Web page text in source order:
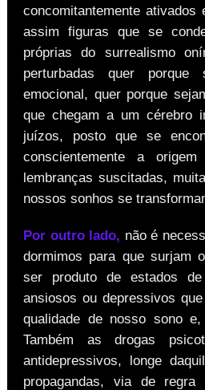
concomitantemente
assim figuras que se
próprias do surrealismo
perturbadas quer
emocional, quer porque
que chegam a um cérebro
juízos, posto que se
conscientemente a
lembranças suscitadas,
nossos sonhos se
Por outro lado, não é
dormimos para que surjam
ser produto de estados
ansiosos ou depressivos
qualidade de nosso sono
Também as drogas
antidepressivos, longe
propagandas, via de regra